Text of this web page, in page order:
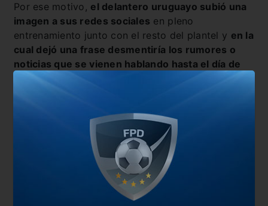
Por ese motivo, el delantero uruguayo subió una
imagen a sus redes sociales en pleno
entrenamiento junto con el resto del plantel y en la
cual dejó una frase desmentiría los rumores o
noticias que se vienen hablando hasta el día de
hoy: